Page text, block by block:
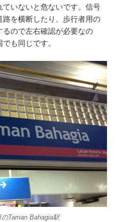
いないと危ないです。信号
を横断したり、歩行者用の
ので左右確認が必要なの
も同じです。
Taman Bahagia駅